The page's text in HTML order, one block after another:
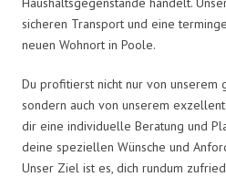
sicheren Transport und eine
neuen Wohnort in Poole.
Du profitierst nicht nur von unserem
sondern auch von unserem
dir eine individuelle Beratung und
deine speziellen Wünsche und
Unser Ziel ist es, dich rundum